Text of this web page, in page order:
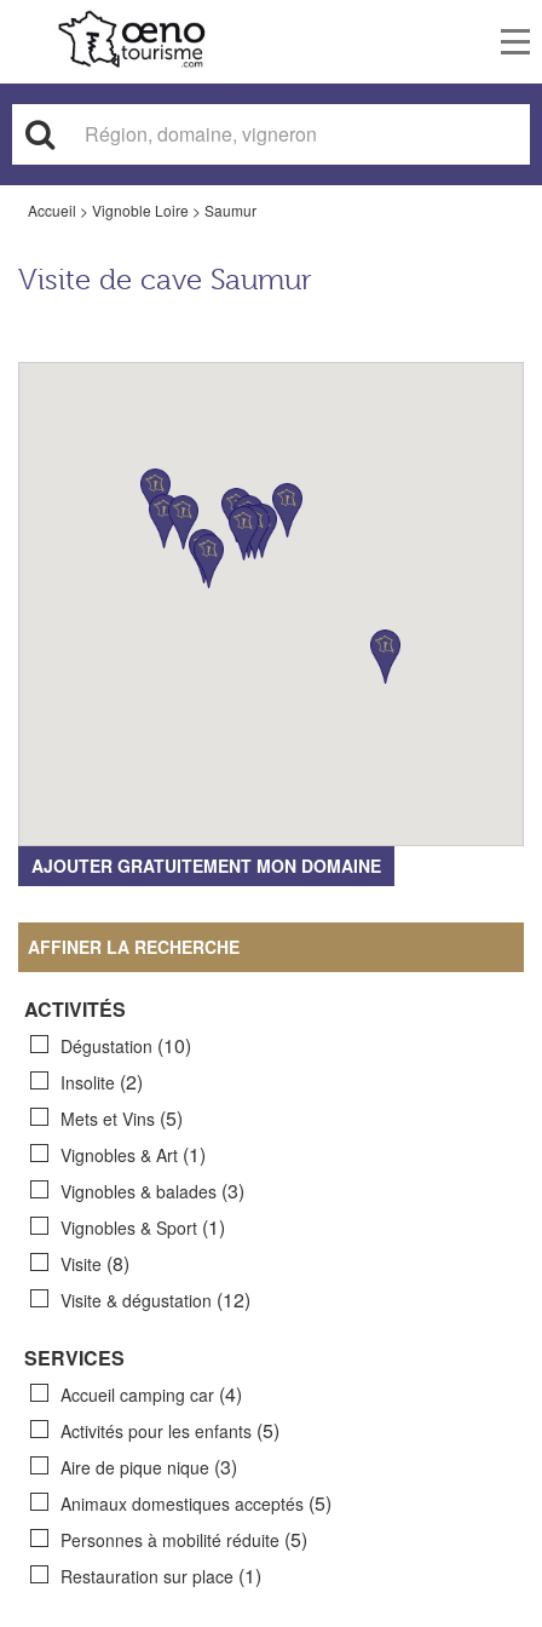
Accueil > Vignoble Loire > Saumur
Visite de cave Saumur
AJOUTER GRATUITEMENT MON DOMAINE
AFFINER LA RECHERCHE
ACTIVITÉS
Dégustation (10)
Insolite (2)
Mets et Vins (5)
Vignobles & Art (1)
Vignobles & balades (3)
Vignobles & Sport (1)
Visite (8)
Visite & dégustation (12)
SERVICES
Accueil camping car (4)
Activités pour les enfants (5)
Aire de pique nique (3)
Animaux domestiques acceptés (5)
Personnes à mobilité réduite (5)
Restauration sur place (1)